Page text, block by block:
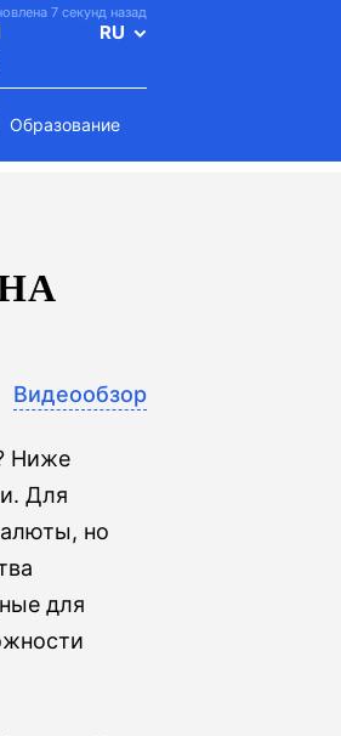
7 секунд назад
RU
Образование
Видеообзор
Ниже
Для
но
для